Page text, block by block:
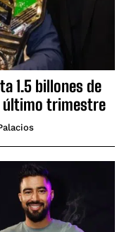
1.5 billones de
último trimestre